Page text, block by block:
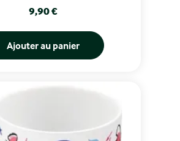
Prix
9,90 €
Ajouter au panier